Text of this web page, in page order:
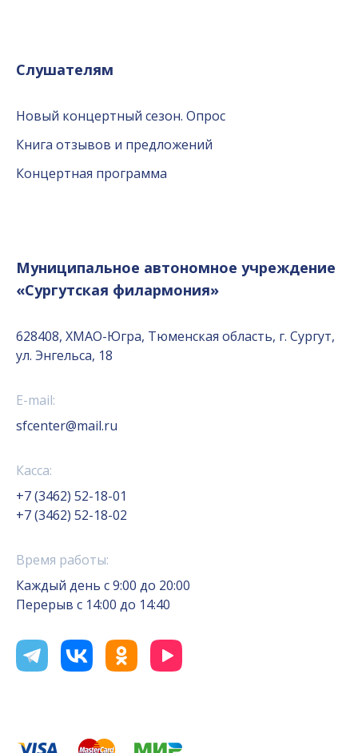
Слушателям
Новый концертный сезон. Опрос
Книга отзывов и предложений
Концертная программа
Муниципальное автономное учреждение
«Сургутская филармония»
628408, ХМАО-Югра, Тюменская область, г. Сургут,
ул. Энгельса, 18
E-mail:
sfcenter@mail.ru
Касса:
+7 (3462) 52-18-01
+7 (3462) 52-18-02
Время работы:
Каждый день с 9:00 до 20:00
Перерыв с 14:00 до 14:40